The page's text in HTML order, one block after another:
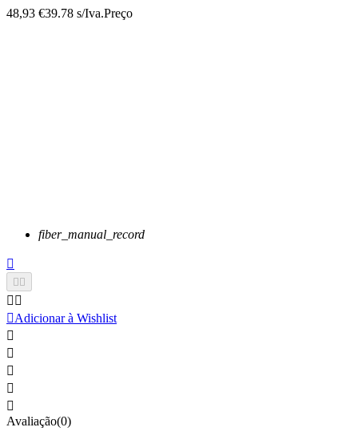
48,93 €39.78 s/Iva.Preço
fiber_manual_record


 
Adicionar à Wishlist





Avaliação(0)